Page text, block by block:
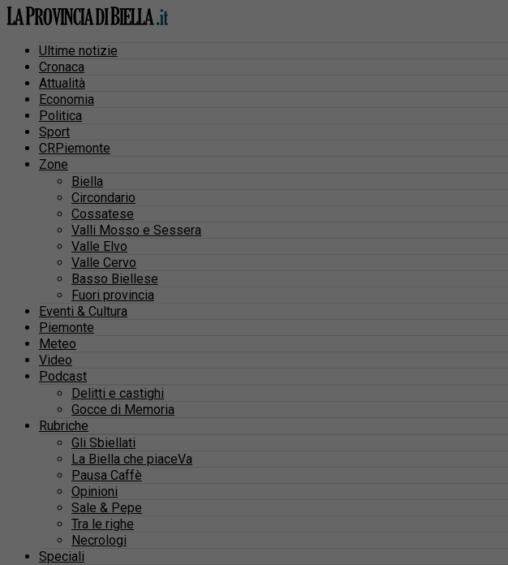
Ultime notizie
Cronaca
Attualità
Economia
Politica
Sport
CRPiemonte
Zone
Biella
Circondario
Cossatese
Valli Mosso e Sessera
Valle Elvo
Valle Cervo
Basso Biellese
Fuori provincia
Eventi & Cultura
Piemonte
Meteo
Video
Podcast
Delitti e castighi
Gocce di Memoria
Rubriche
Gli Sbiellati
La Biella che piaceVa
Pausa Caffè
Opinioni
Sale & Pepe
Tra le righe
Necrologi
Speciali